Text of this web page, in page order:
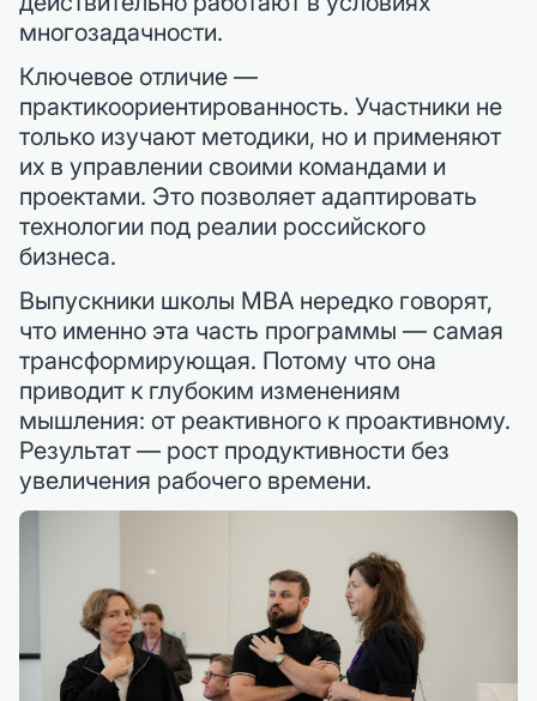
многозадачности.
Ключевое отличие —
практикоориентированность. Участники не
только изучают методики, но и применяют
их в управлении своими командами и
проектами. Это позволяет адаптировать
технологии под реалии российского
бизнеса.
Выпускники школы MBA нередко говорят,
что именно эта часть программы — самая
трансформирующая. Потому что она
приводит к глубоким изменениям
мышления: от реактивного к проактивному.
Результат — рост продуктивности без
увеличения рабочего времени.